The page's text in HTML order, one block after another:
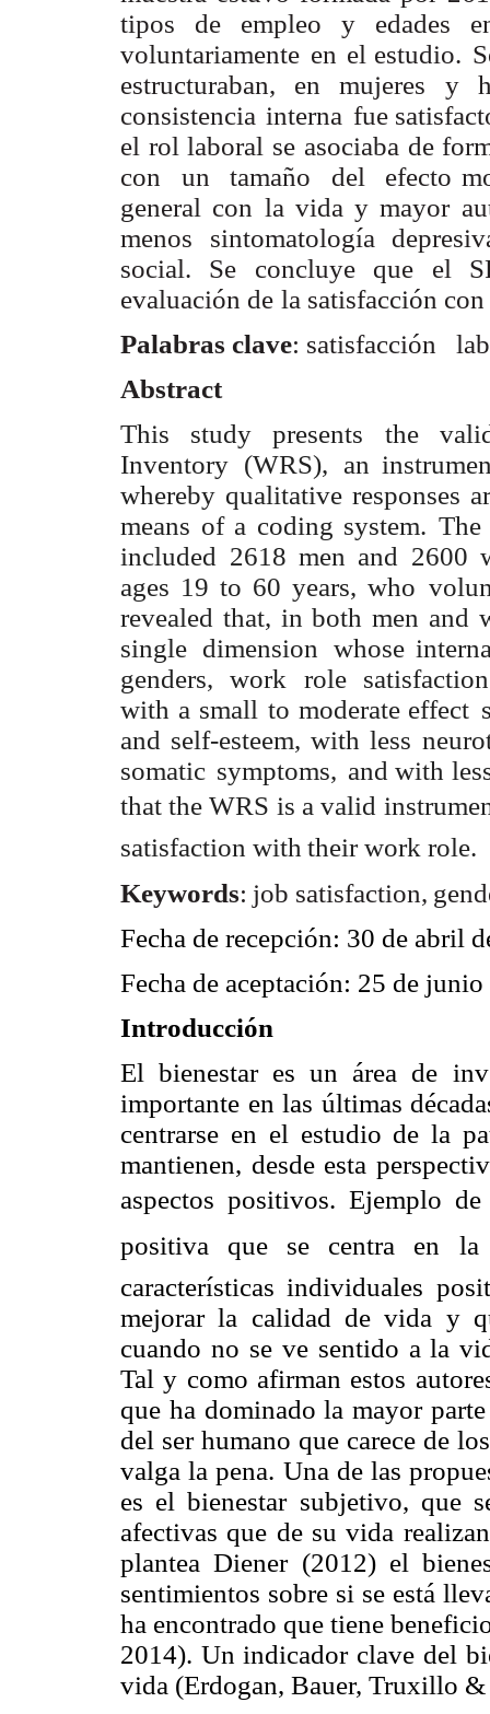
tipos
de empleo y edades
voluntariamente en el estudio.
estructuraban,
en mujeres y
consistencia interna fue
el rol laboral se asociaba de
con un tamaño del efecto
general con la vida y mayor
menos
sintomatología
social.
Se concluye que el
evaluación de la satisfacción con
Palabras clave: satisfacción
Abstract
This
study presents the
Inventory (WRS), an
whereby qualitative responses
means of a coding system. The
included 2618 men and 2600
ages 19 to 60 years, who
revealed that, in both men and
single dimension whose
genders,
work role
satisfaction
with a small to moderate effect
and self-esteem, with less
somatic symptoms, and with
that the WRS is a valid
satisfaction with their work role.
Keywords: job satisfaction,
Fecha de recepción: 30 de abril
Fecha de aceptación: 25 de
Introducción
El bienestar es un área de
importante en las últimas
centrarse en el estudio de la
mantienen, desde esta
aspectos positivos. Ejemplo
positiva que se centra en
características individuales
mejorar la calidad de vida y
cuando no se ve sentido a la
Tal y como afirman estos
que ha dominado la mayor
del ser humano que carece de
valga la pena. Una de las
es el bienestar subjetivo, que
afectivas que de su vida
plantea Diener (2012) el
sentimientos sobre si se está
ha encontrado que tiene
2014). Un indicador clave del
vida (Erdogan, Bauer, Truxillo